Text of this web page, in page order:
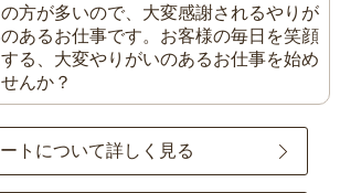
の方が多いので、大変感謝されるやりが
あるお仕事です。お客様の毎日を笑顔
る、大変やりがいのあるお仕事を始め
んか？
トについて詳しく見る